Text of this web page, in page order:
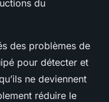
du
des problèmes de
pour détecter et
ne deviennent
réduire le